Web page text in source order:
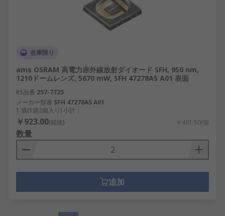
在庫限り
ams OSRAM 高電力赤外線放射ダイオード SFH, 950 nm,
1210ドームレンズ, 5670 mW, SFH 47278AS A01 表面
RS品番 257-7725
メーカー型番 SFH 47278AS A01
1 袋(1袋2個入り) 小計：
￥923.00(税抜) ￥461.50/個
数量
追加